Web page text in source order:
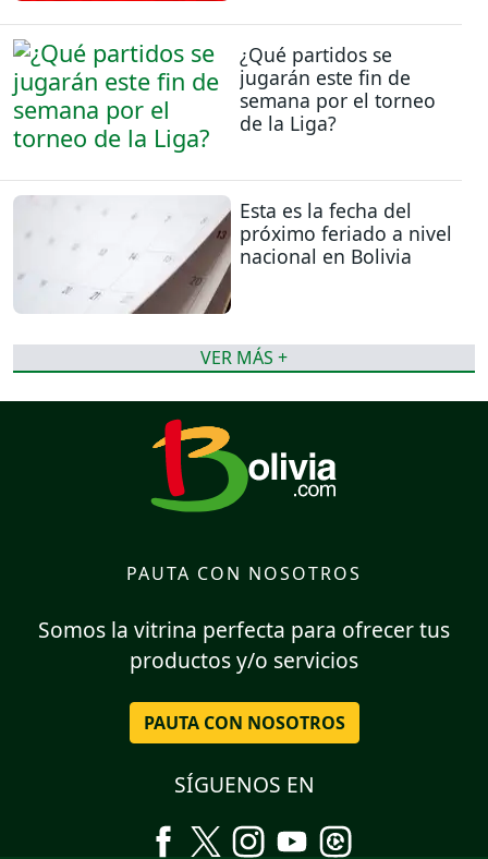
¿Qué partidos se
jugarán este fin de
semana por el torneo
de la Liga?
Esta es la fecha del
próximo feriado a nivel
nacional en Bolivia
VER MÁS +
PAUTA CON NOSOTROS
Somos la vitrina perfecta para ofrecer tus
productos y/o servicios
PAUTA CON NOSOTROS
SÍGUENOS EN